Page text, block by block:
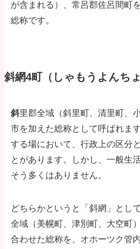
が含まれる）、常呂郡佐呂間町
総称です。
斜網4町（しゃもうよんちょ
斜里郡全域（斜里町、清里町、
市を加えた総称として呼ばれま
する場において、行政上の区分
とがあります。しかし、一般生
そう多くはありません。
どちらかというと「斜網」とし
全域（美幌町、津別町、大空町
合わせた総称を、オホーツク管